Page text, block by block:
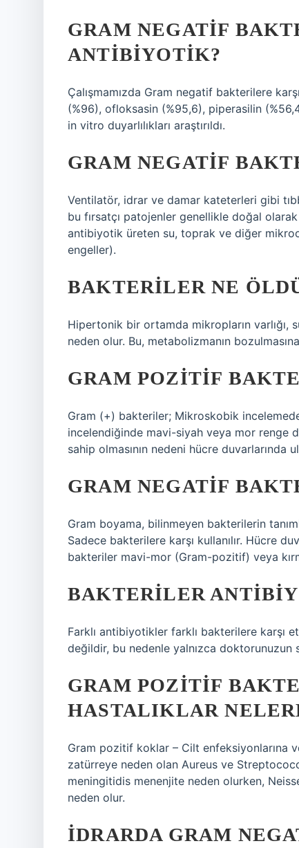
GRAM NEGATIF
ANTIBIYOTIK?
Çalışmamızda Gram negatif bakterilere
(%96), ofloksasin (%95,6), piperasilin
in vitro duyarlılıkları araştırıldı.
GRAM NEGATIF
Ventilatör, idrar ve damar kateterleri gibi
bu fırsatçı patojenler genellikle doğal
antibiyotik üreten su, toprak ve diğer
engeller).
BAKTERILER NE
Hipertonik bir ortamda mikropların varlığı,
neden olur. Bu, metabolizmanın
GRAM POZITIF
Gram (+) bakteriler; Mikroskobik
incelendiğinde mavi-siyah veya mor renge
sahip olmasının nedeni hücre duvarlarında
GRAM NEGATIF
Gram boyama, bilinmeyen bakterilerin
Sadece bakterilere karşı kullanılır. Hücre
bakteriler mavi-mor (Gram-pozitif) veya
BAKTERILER
Farklı antibiyotikler farklı bakterilere karşı
değildir, bu nedenle yalnızca
GRAM POZITIF
HASTALIKLAR
Gram pozitif koklar – Cilt enfeksiyonlarına
zatürreye neden olan Aureus ve
meningitidis menenjite neden olurken,
neden olur.
İDRARDA GRAM